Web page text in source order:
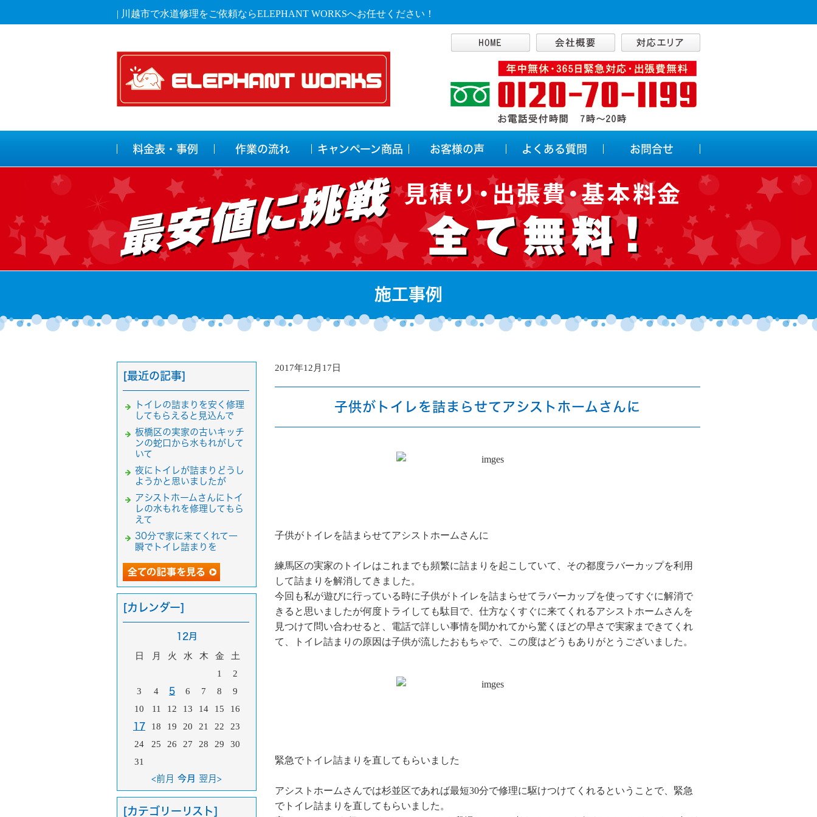
| 川越市で水道修理をご依頼ならELEPHANT WORKSへお任せください！
料金表・事例 作業の流れ キャンペーン商品 お客様の声 よくある質問 お問合せ
施工事例
2017年12月17日
子供がトイレを詰まらせてアシストホームさんに
子供がトイレを詰まらせてアシストホームさんに
練馬区の実家のトイレはこれまでも頻繁に詰まりを起こしていて、その都度ラバーカップを利用
して詰まりを解消してきました。
今回も私が遊びに行っている時に子供がトイレを詰まらせてラバーカップを使ってすぐに解消で
きると思いましたが何度トライしても駄目で、仕方なくすぐに来てくれるアシストホームさんを
見つけて問い合わせると、電話で詳しい事情を聞かれてから驚くほどの早さで実家まできてくれ
て、トイレ詰まりの原因は子供が流したおもちゃで、この度はどうもありがとうございました。
緊急でトイレ詰まりを直してもらいました
アシストホームさんでは杉並区であれば最短30分で修理に駆けつけてくれるということで、緊急
でトイレ詰まりを直してもらいました。
[最近の記事]
トイレの詰まりを安く修理
してもらえると見込んで
板橋区の実家の古いキッチ
ンの蛇口から水もれがして
いて
夜にトイレが詰まりどうし
ようかと思いましたが
アシストホームさんにトイ
レの水もれを修理してもら
えて
30分で家に来てくれて一
瞬でトイレ詰まりを
[カレンダー]
12月
日 月 火 水 木 金
土
1
2
3
4 5 6 7 8
9
10
11 12 13 14 15 16
17 18 19 20 21 22
23
24
25 26 27 28 29
30
31
<前月 今月 翌月>
[カテゴリーリスト]